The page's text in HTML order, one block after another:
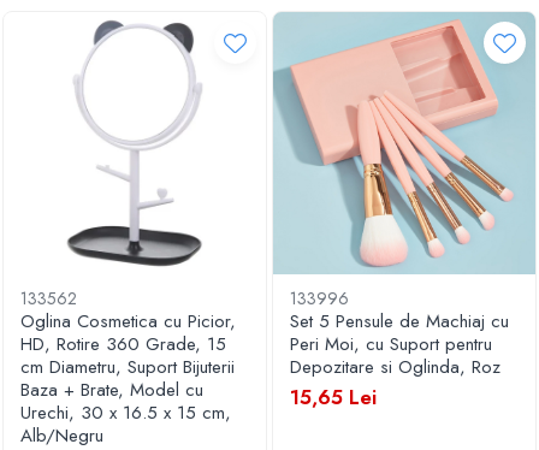
133562
Oglina Cosmetica cu Picior,
HD, Rotire 360 Grade, 15
cm Diametru, Suport Bijuterii
Baza + Brate, Model cu
Urechi, 30 x 16.5 x 15 cm,
Alb/Negru
133996
Set 5 Pensule de Machiaj cu
Peri Moi, cu Suport pentru
Depozitare si Oglinda, Roz
15,65 Lei